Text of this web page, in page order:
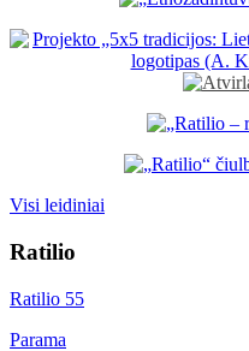
Visi leidiniai
Ratilio
Ratilio 55
Parama